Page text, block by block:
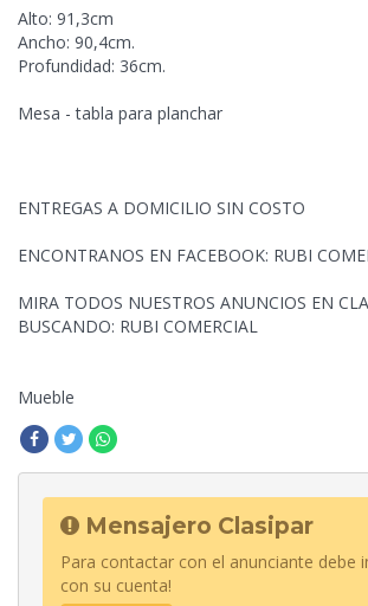
Alto: 91,3cm
Ancho: 90,4cm.
Profundidad: 36cm.
Mesa - tabla para planchar
ENTREGAS A DOMICILIO SIN COSTO
ENCONTRANOS EN FACEBOOK: RUBI
MIRA TODOS NUESTROS ANUNCIOS EN
BUSCANDO: RUBI COMERCIAL
Mueble
Mensajero Clasipar
Para contactar con el anunciante debe
con su cuenta!